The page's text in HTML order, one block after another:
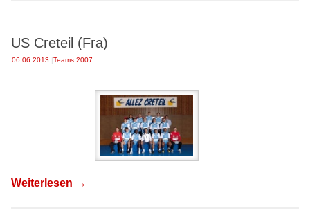
US Creteil (Fra)
06.06.2013 |Teams 2007
Weiterlesen →